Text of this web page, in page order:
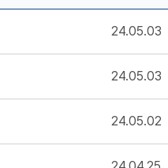
24.05.03
24.05.03
24.05.02